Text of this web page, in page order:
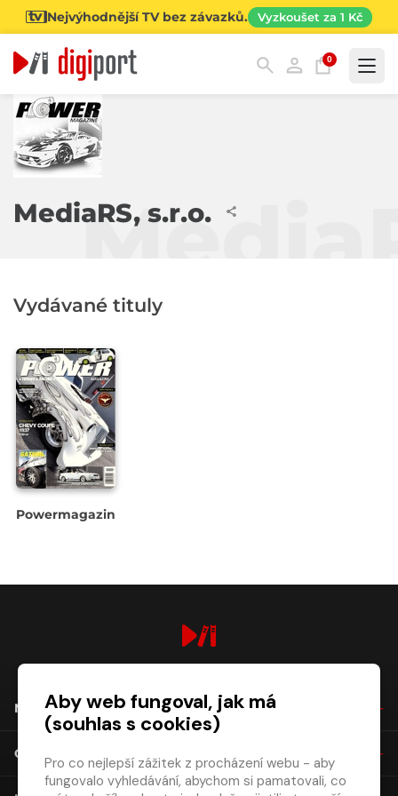
Nejvýhodnější TV bez závazků. Vyzkoušet za 1 Kč
0
Kategorie
MediaRS, s.r.o.
Vydávané tituly
Powermagazine
NÁKUP
O SPOLEČNOSTI
Aby web fungoval, jak má
(souhlas s cookies)
Pro co nejlepší zážitek z procházení webu - aby
fungovalo vyhledávání, abychom si pamatovali, co